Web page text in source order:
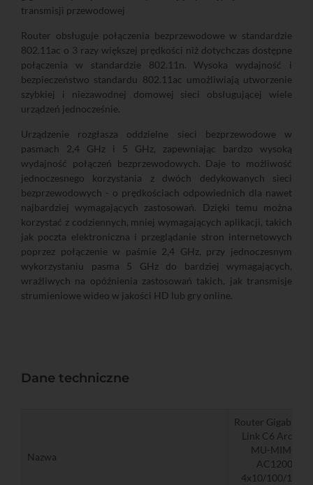
transmisji przewodowej
Router obsługuje połączenia bezprzewodowe w standardzie
802.11ac o 3 razy większej prędkości niż dotychczas dostępne
połączenia w standardzie 802.11n. Wysoka wydajność i
bezpieczeństwo standardu 802.11ac umożliwiają utworzenie
szybkiej i niezawodnej domowej sieci obsługującej wiele
urządzeń jednocześnie.
Urządzenie rozgłasza oddzielne sieci bezprzewodowe w
pasmach 2,4 GHz i 5 GHz, zapewniając bardzo wysoką
wydajność połączeń bezprzewodowych. Daje to możliwość
jednoczesnego korzystania z dwóch dedykowanych sieci
bezprzewodowych - o prędkościach odpowiednich dla nawet
najbardziej wymagających zastosowań. Dzięki temu można
korzystać z codziennych, mniej wymagających aplikacji, takich
jak poczta elektroniczna i przeglądanie stron internetowych
poprzez połączenie w paśmie 2,4 GHz, przy jednoczesnym
wykorzystaniu pasma 5 GHz do bardziej wymagających,
wrażliwych na opóźnienia zastosowań takich, jak transmisje
strumieniowe wideo w jakości HD lub gry online.
Dane techniczne
Nazwa
Router Gigabit
Link C6 Archer
MU-MIMO
AC1200
4x10/100/1000